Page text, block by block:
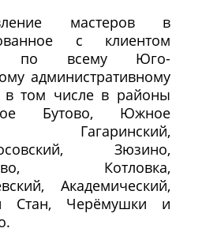
мастеров в
с клиентом
по всему Юго-
административному
в том числе в районы
Бутово, Южное
Гагаринский,
Зюзино,
Котловка,
Академический,
Стан, Черёмушки и